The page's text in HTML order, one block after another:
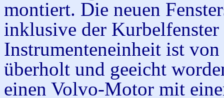
montiert. Die neuen
inklusive der
Instrumenteneinheit ist
überholt und geeicht
einen Volvo-Motor mit